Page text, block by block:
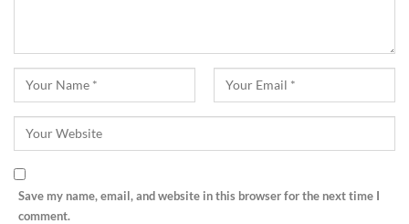
Save my name, email, and website in this browser for the next time I
comment.